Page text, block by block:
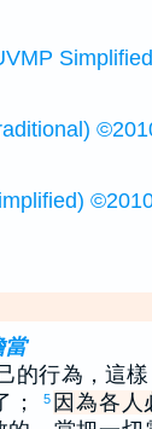
當
的行為，這
；
5 因為各人